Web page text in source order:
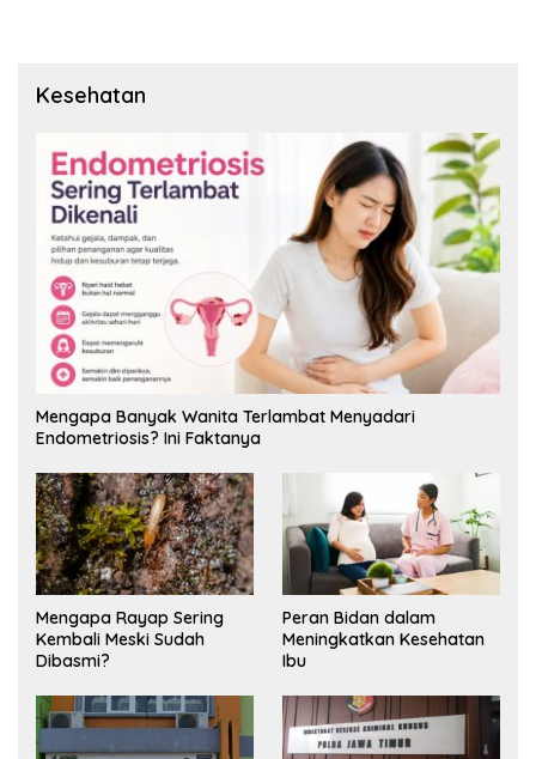
Kesehatan
Mengapa Banyak Wanita Terlambat Menyadari
Endometriosis? Ini Faktanya
Mengapa Rayap Sering
Kembali Meski Sudah
Dibasmi?
Peran Bidan dalam
Meningkatkan Kesehatan
Ibu